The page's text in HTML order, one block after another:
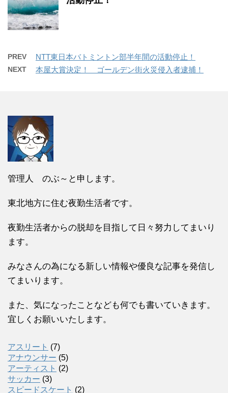
PREV NTT東日本バトミントン部半年間の活動停止！
NEXT 本屋大賞決定！ ゴールデン街火災侵入者逮捕！
管理人 のぶ～と申します。
東北地方に住む夜勤生活者です。
夜勤生活者からの脱却を目指して日々努力してまいり
ます。
みなさんの為になる新しい情報や優良な記事を発信し
てまいります。
また、気になったことなども何でも書いていきます。
宜しくお願いいたします。
アスリート (7)
アナウンサー (5)
アーティスト (2)
サッカー (3)
スピードスケート (2)